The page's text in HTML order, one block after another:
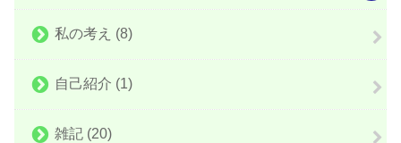
私の考え (8)
自己紹介 (1)
雑記 (20)